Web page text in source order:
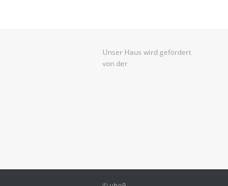
Unser Haus wird gefördert
von der